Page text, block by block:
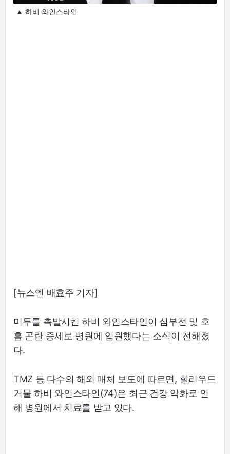
▲ 하비 와인스타인
[뉴스엔 배효주 기자]
미투를 촉발시킨 하비 와인스타인이 심부전 및 호
흡 곤란 증세로 병원에 입원했다는 소식이 전해졌
다.
TMZ 등 다수의 해외 매체 보도에 따르면, 할리우드
거물 하비 와인스타인(74)은 최근 건강 악화로 인
해 병원에서 치료를 받고 있다.